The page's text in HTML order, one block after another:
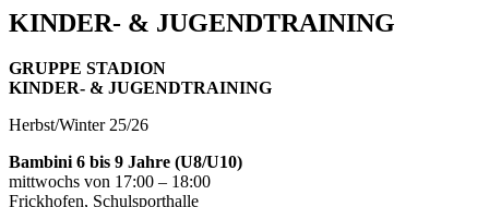
KINDER- & JUGENDTRAINING
GRUPPE STADION
KINDER- & JUGENDTRAINING
Herbst/Winter 25/26
Bambini 6 bis 9 Jahre (U8/U10)
mittwochs von 17:00 – 18:00
Frickhofen, Schulsporthalle